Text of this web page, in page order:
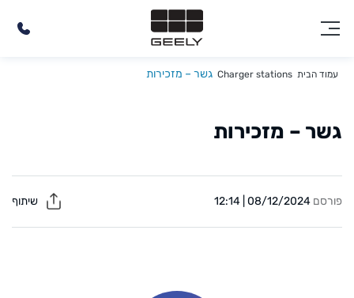
עמוד הבית Charger stations גשר – מזכירות
גשר – מזכירות
פורסם 08/12/2024 | 12:14